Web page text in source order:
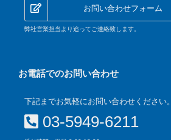
お問い合わせフォーム
弊社営業担当より追ってご連絡致します。
お電話でのお問い合わせ
下記までお気軽にお問い合わせください。
03-5949-6211